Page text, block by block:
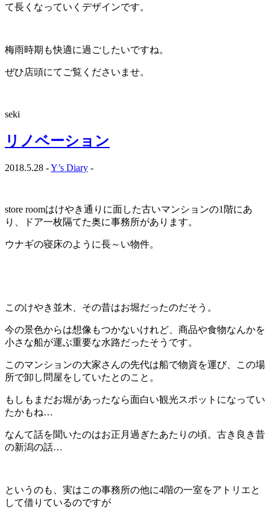
て長くなっていくデザインです。
梅雨時期も快適に過ごしたいですね。
ぜひ店頭にてご覧くださいませ。
seki
リノベーション
2018.5.28 -Y’s Diary -
store roomはけやき通りに面した古いマンションの1階にあ
り、ドア一枚隔てた奥に事務所があります。
ウナギの寝床のように長～い物件。
このけやき並木、その昔はお堀だったのだそう。
今の景色からは想像もつかないけれど、商品や食物なんかを
小さな船が運ぶ重要な水路だったそうです。
このマンションの大家さんの先代は船で物資を運び、この場
所で卸し問屋をしていたとのこと。
もしもまだお堀があったなら面白い観光スポットになってい
たかもね…
なんて話を聞いたのはお正月過ぎたあたりの頃。古き良き昔
の新潟の話…
というのも、実はこの事務所の他に4階の一室をアトリエと
して借りているのですが